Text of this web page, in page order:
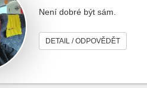
Není dobré být sám.
DETAIL / ODPOVĚDĚT